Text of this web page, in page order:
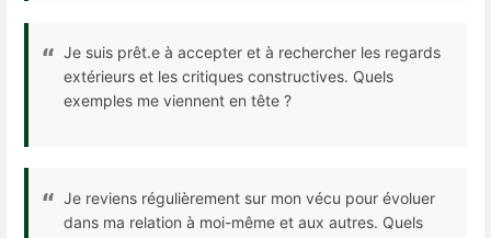
Je suis prêt.e à accepter et à rechercher les regards
extérieurs et les critiques constructives. Quels
exemples me viennent en tête ?
Je reviens régulièrement sur mon vécu pour évoluer
dans ma relation à moi-même et aux autres. Quels